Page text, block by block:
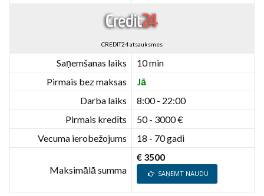
CREDIT24 atsauksmes
Saņemšanas laiks
10 min
Pirmais bez maksas
Jā
Darba laiks
8:00 - 22:00
Pirmais kredīts
50 - 3000 €
Vecuma ierobežojums
18 - 70 gadi
Maksimālā summa
€ 3500
SAŅEMT NAUDU